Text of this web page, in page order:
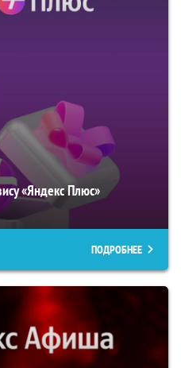
«Яндекс Плюс»
ПОДРОБНЕЕ